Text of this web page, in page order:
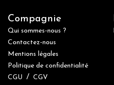
Compagnie
Qui sommes-nous ?
Contactez-nous
Mentions légales
Politique de confidentialité
CGU / CGV